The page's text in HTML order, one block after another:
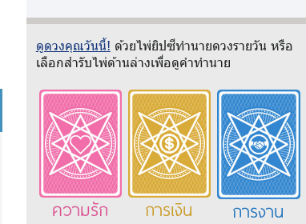
ดูดวงคุณวันนี้! ด้วยไพ่ยิปซีทำนายดวงรายวัน หรือ
เลือกสำรับไพ่ด้านล่างเพื่อดูคำทำนาย
ความรัก การเงิน การงาน